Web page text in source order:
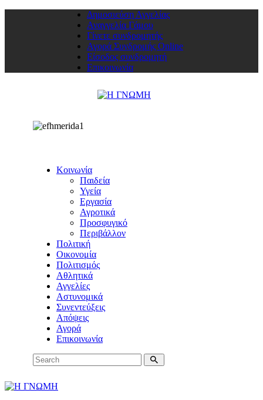
Δημοσιεύση Αγγελίας
Αναγγελία Γάμου
Γίνετε συνδρομητής
Αγορά Συνδρομής Online
Είσοδος συνδρομητή
Επικοινωνία
Κοινωνία
Παιδεία
Υγεία
Εργασία
Αγροτικά
Προσφυγικό
Περιβάλλον
Πολιτική
Οικονομία
Πολιτισμός
Αθλητικά
Αγγελίες
Αστυνομικά
Συνεντεύξεις
Απόψεις
Αγορά
Επικοινωνία